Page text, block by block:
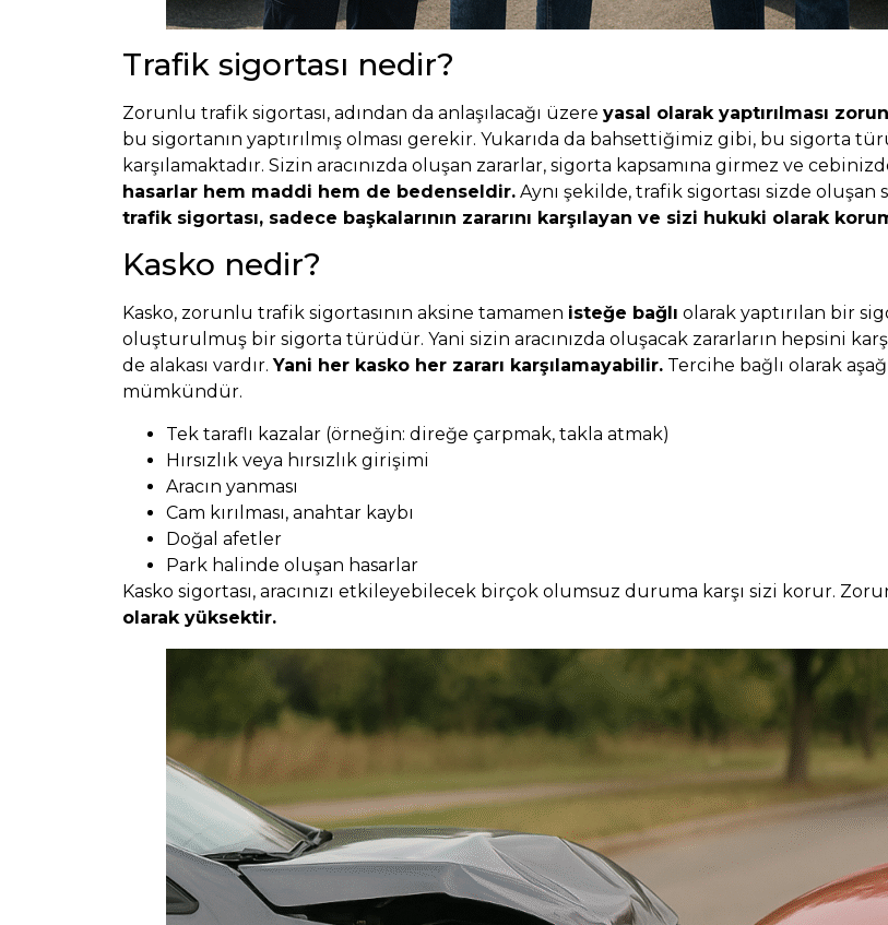
Trafik sigortası nedir?
Zorunlu trafik sigortası, adından da anlaşılacağı üzere yasal olarak yaptırılması
bu sigortanın yaptırılmış olması gerekir. Yukarıda da bahsettiğimiz gibi, bu sigorta
karşılamaktadır. Sizin aracınızda oluşan zararlar, sigorta kapsamına girmez ve
hasarlar hem maddi hem de bedenseldir. Aynı şekilde, trafik sigortası sizde oluşan
trafik sigortası, sadece başkalarının zararını karşılayan ve sizi hukuki olarak
Kasko nedir?
Kasko, zorunlu trafik sigortasının aksine tamamen isteğe bağlı olarak yaptırılan bir
oluşturulmuş bir sigorta türüdür. Yani sizin aracınızda oluşacak zararların hepsini
de alakası vardır.Yani her kasko her zararı karşılamayabilir. Tercihe bağlı olarak
mümkündür.
Tek taraflı kazalar (örneğin: direğe çarpmak, takla atmak)
Hırsızlık veya hırsızlık girişimi
Aracın yanması
Cam kırılması, anahtar kaybı
Doğal afetler
Park halinde oluşan hasarlar
Kasko sigortası, aracınızı etkileyebilecek birçok olumsuz duruma karşı sizi korur.
olarak yüksektir.